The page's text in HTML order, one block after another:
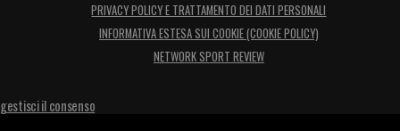
PRIVACY POLICY E TRATTAMENTO DEI DATI PERSONALI
INFORMATIVA ESTESA SUI COOKIE (COOKIE POLICY)
NETWORK SPORT REVIEW
gestisci il consenso